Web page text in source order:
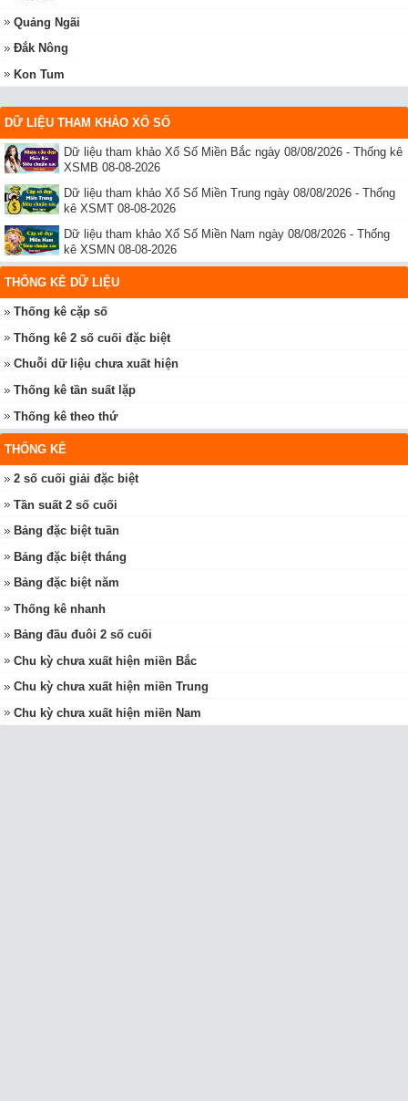
Quảng Ngãi
Đắk Nông
Kon Tum
DỮ LIỆU THAM KHẢO XỔ SỐ
Dữ liệu tham khảo Xổ Số Miền Bắc ngày 08/08/2026 - Thống kê
XSMB 08-08-2026
Dữ liệu tham khảo Xổ Số Miền Trung ngày 08/08/2026 - Thống
kê XSMT 08-08-2026
Dữ liệu tham khảo Xổ Số Miền Nam ngày 08/08/2026 - Thống
kê XSMN 08-08-2026
THỐNG KÊ DỮ LIỆU
Thống kê cặp số
Thống kê 2 số cuối đặc biệt
Chuỗi dữ liệu chưa xuất hiện
Thống kê tần suất lặp
Thống kê theo thứ
THỐNG KÊ
2 số cuối giải đặc biệt
Tần suất 2 số cuối
Bảng đặc biệt tuần
Bảng đặc biệt tháng
Bảng đặc biệt năm
Thống kê nhanh
Bảng đầu đuôi 2 số cuối
Chu kỳ chưa xuất hiện miền Bắc
Chu kỳ chưa xuất hiện miền Trung
Chu kỳ chưa xuất hiện miền Nam